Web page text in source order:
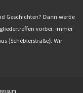
Geschichten? Dann werde
vorbei: immer
(Scheblerstraße). Wir